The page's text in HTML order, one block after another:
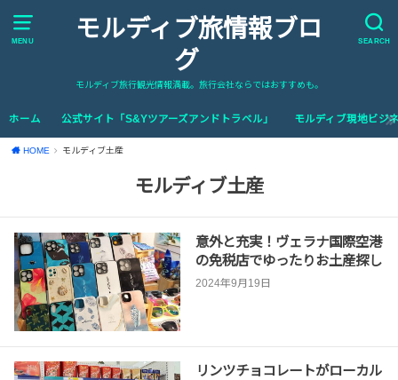
MENU SEARCH
モルディブ旅情報ブロ
グ
モルディブ旅行観光情報満載。旅行会社ならではおすすめも。
ホーム 公式サイト「S&Yツアーズアンドトラベル」 モルディブ現地ビジ
HOME モルディブ土産
モルディブ土産
意外と充実！ヴェラナ国際空港
の免税店でゆったりお土産探し
2024年9月19日
リンツチョコレートがローカル